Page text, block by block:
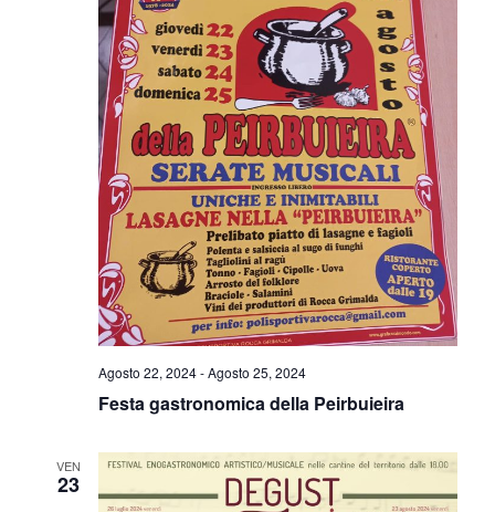
Agosto 22, 2024-Agosto 25, 2024
Festa gastronomica della Peirbuieira
VEN
23